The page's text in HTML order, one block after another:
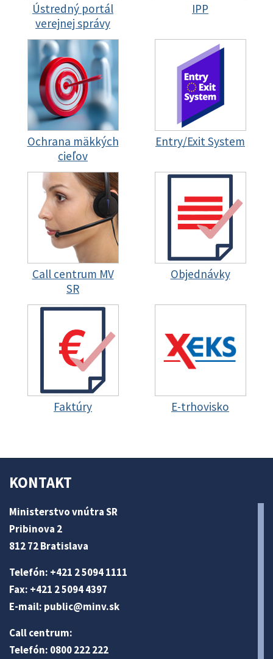
Ústredný portál
verejnej správy
IPP
Ochrana mäkkých
cieľov
Entry/Exit System
Call centrum MV
SR
Objednávky
Faktúry E-trhovisko
KONTAKT
Ministerstvo vnútra SR
Pribinova 2
812 72 Bratislava
Telefón: +421 2 5094 1111
Fax: +421 2 5094 4397
E-mail: public@minv.sk
Call centrum:
Telefón: 0800 222 222